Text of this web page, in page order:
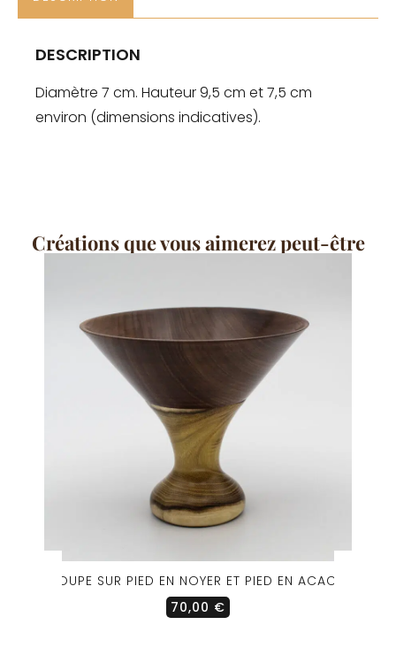
DESCRIPTION
Diamètre 7 cm. Hauteur 9,5 cm et 7,5 cm
environ (dimensions indicatives).
Créations que vous aimerez peut-être
COUPE SUR PIED EN NOYER ET PIED EN ACACIA
70,00 €